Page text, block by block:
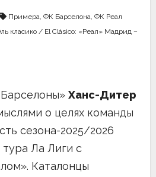
Примера, ФК Барселона, ФК Реал
класико / El Clásico: «Реал» Мадрид –
Ханс-Дитер
о целях команды
сезона-2025/2026
тура Ла Лиги с
Каталонцы